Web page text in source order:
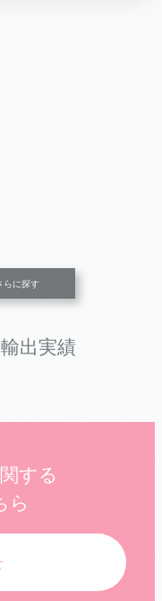
らに探す
出実績
する
ら